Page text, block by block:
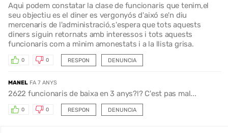
Aqui podem constatar la clase de funcionaris que tenim,el
seu objectiu es el diner es vergonyós d'aixó se'n diu
mercenaris de l'administració,s'espera que tots aquests
diners siguin retornats amb interessos i tots aquests
funcionaris com a mìnim amonestats i a la llista grisa.
RESPON
0 0 DENUNCIA
MANEL FA 7 ANYS
2622 funcionaris de baixa en 3 anys?!? C'est pas mal...
RESPON
0 0 DENUNCIA